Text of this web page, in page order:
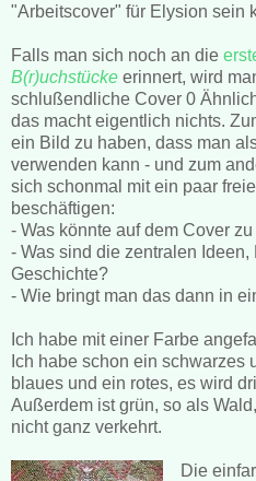
"Arbeitscover" für Elysion sein
Falls man sich noch an die
B(r)uchstücke erinnert, wird
schlußendliche Cover 0
das macht eigentlich nichts.
ein Bild zu haben, dass man
verwenden kann - und zum
sich schonmal mit ein paar
beschäftigen:
- Was könnte auf dem Cover
- Was sind die zentralen
Geschichte?
- Wie bringt man das dann in
Ich habe mit einer Farbe
Ich habe schon ein
blaues und ein rotes, es wird
Außerdem ist grün, so als
nicht ganz verkehrt.
Die